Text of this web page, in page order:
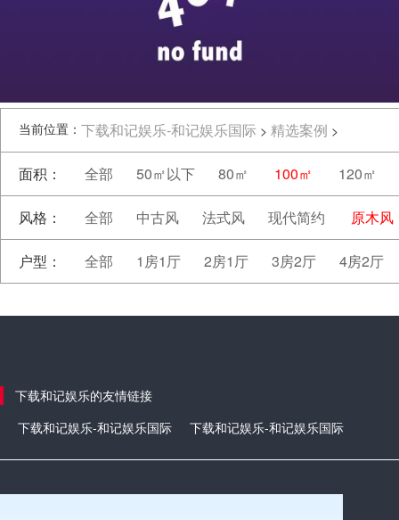
当前位置： 下载和记娱乐-和记娱乐国际 > 精选案例 >
面积： 全部 50㎡以下 80㎡ 100㎡ 120㎡
风格： 全部 中古风 法式风 现代简约 原木风
户型： 全部 1房1厅 2房1厅 3房2厅 4房2厅
下载和记娱乐的友情链接
下载和记娱乐-和记娱乐国际
下载和记娱乐-和记娱乐国际